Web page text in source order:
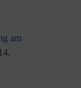
am
14.